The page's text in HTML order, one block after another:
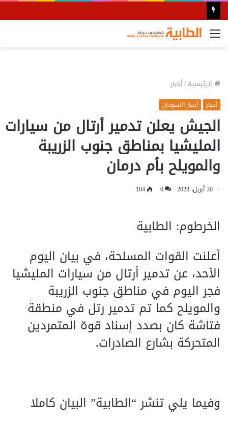
القائمة
الرئيسية/أخبار
أخبار أخبار االسودان
الجيش يعلن تدمير أرتال من سيارات
المليشيا بمناطق جنوب الزريبة
والمويلح بأم درمان
30 أبريل، 2023 0
184
الخرطوم: الطابية
أعلنت القوات المسلحة، في بيان اليوم
الأحد، عن تدمير أرتال من سيارات المليشيا
فجر اليوم في مناطق جنوب الزريبة
والمويلح كما تم تدمير رتل في منطقة
فتاشة كان بصدد إسناد قوة المتمردين
المتحركة بشارع الصادرات.
وفيما يلي تنشر “الطابية” البيان كاملا